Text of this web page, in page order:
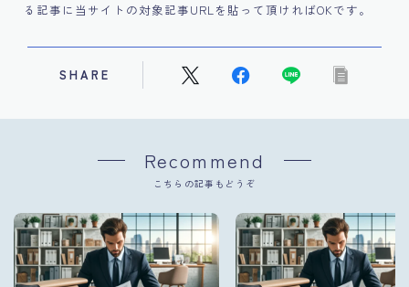
る記事に当サイトの対象記事URLを貼って頂ければOKです。
SHARE
Recommend
こちらの記事もどうぞ